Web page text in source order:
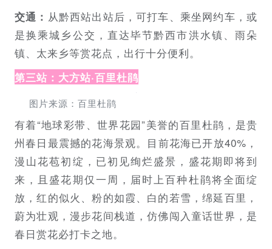
交通： 从黔西站出站后，可打车、乘坐网约车，或
是换乘城乡公交，直达毕节黔西市洪水镇、雨朵
镇、太来乡等赏花点，出行十分便利。
第三站：大方站·百里杜鹃
图片来源：百里杜鹃
有着“地球彩带、世界花园”美誉的百里杜鹃，是贵
州春日最震撼的花海景观。目前花海已开放40%，
漫山花苞初绽，已初见绚烂盛景，盛花期即将到
来，且盛花期仅一周，届时上百种杜鹃将全面绽
放，红的似火、粉的如霞、白的若雪，绵延百里，
蔚为壮观，漫步花间栈道，仿佛闯入童话世界，是
春日赏花必打卡之地。